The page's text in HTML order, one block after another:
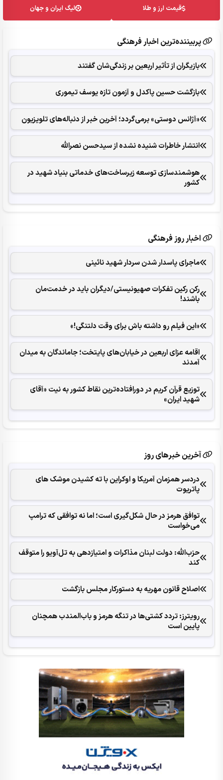
قیمت ارز و طلا لیگ ایران و جهان
پربیننده‌ترین اخبار فرهنگی
بازیگران از تأثیر اربعین بر زندگی‌شان گفتند
بازگشت حسین پاکدل و آزمون تازه یوسف تیموری
«آژانس دوستی» برمی‌گردد؛ آخرین خبر از دنباله‌های تلویزیون
انتشار خاطرات شنیده نشده از سیدحسن نصرالله
هوشمندسازی توسعه زیرساخت‌های خدماتی بنیاد شهید در
کشور
اخبار روز فرهنگی
ماجرای پاسدار شدن سردار شهید نائینی
رکن رکین تفکرات صهیونیستی/دیگران باید در خدمت‌مان
باشند!
«این فیلم رو داشته باش برای وقت دلتنگی!»
اقامه عزای اربعین در خیابان‌های پایتخت؛ جاماندگان به میدان
آمدند
توزیع قرآن کریم در دورافتاده‌ترین نقاط کشور به نیت «آقای
شهید ایران»
آخرین خبرهای روز
دردسر همزمان آمریکا و اوکراین با ته کشیدن موشک های
پاتریوت
توافق هرمز در حال شکل‌گیری است؛ اما نه توافقی که ترامپ
می‌خواست
حزب‌الله: دولت لبنان مذاکرات و امتیازدهی به تل‌آویو را متوقف
کند
اصلاح قانون مهریه به دستورکار مجلس بازگشت
رویترز: تردد کشتی‌ها در تنگه هرمز و باب‌المندب همچنان
پایین است